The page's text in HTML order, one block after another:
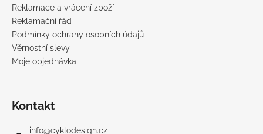
Reklamace a vrácení zboží
Reklamační řád
Podmínky ochrany osobních údajů
Věrnostní slevy
Moje objednávka
Kontakt
info@cyklodesign.cz